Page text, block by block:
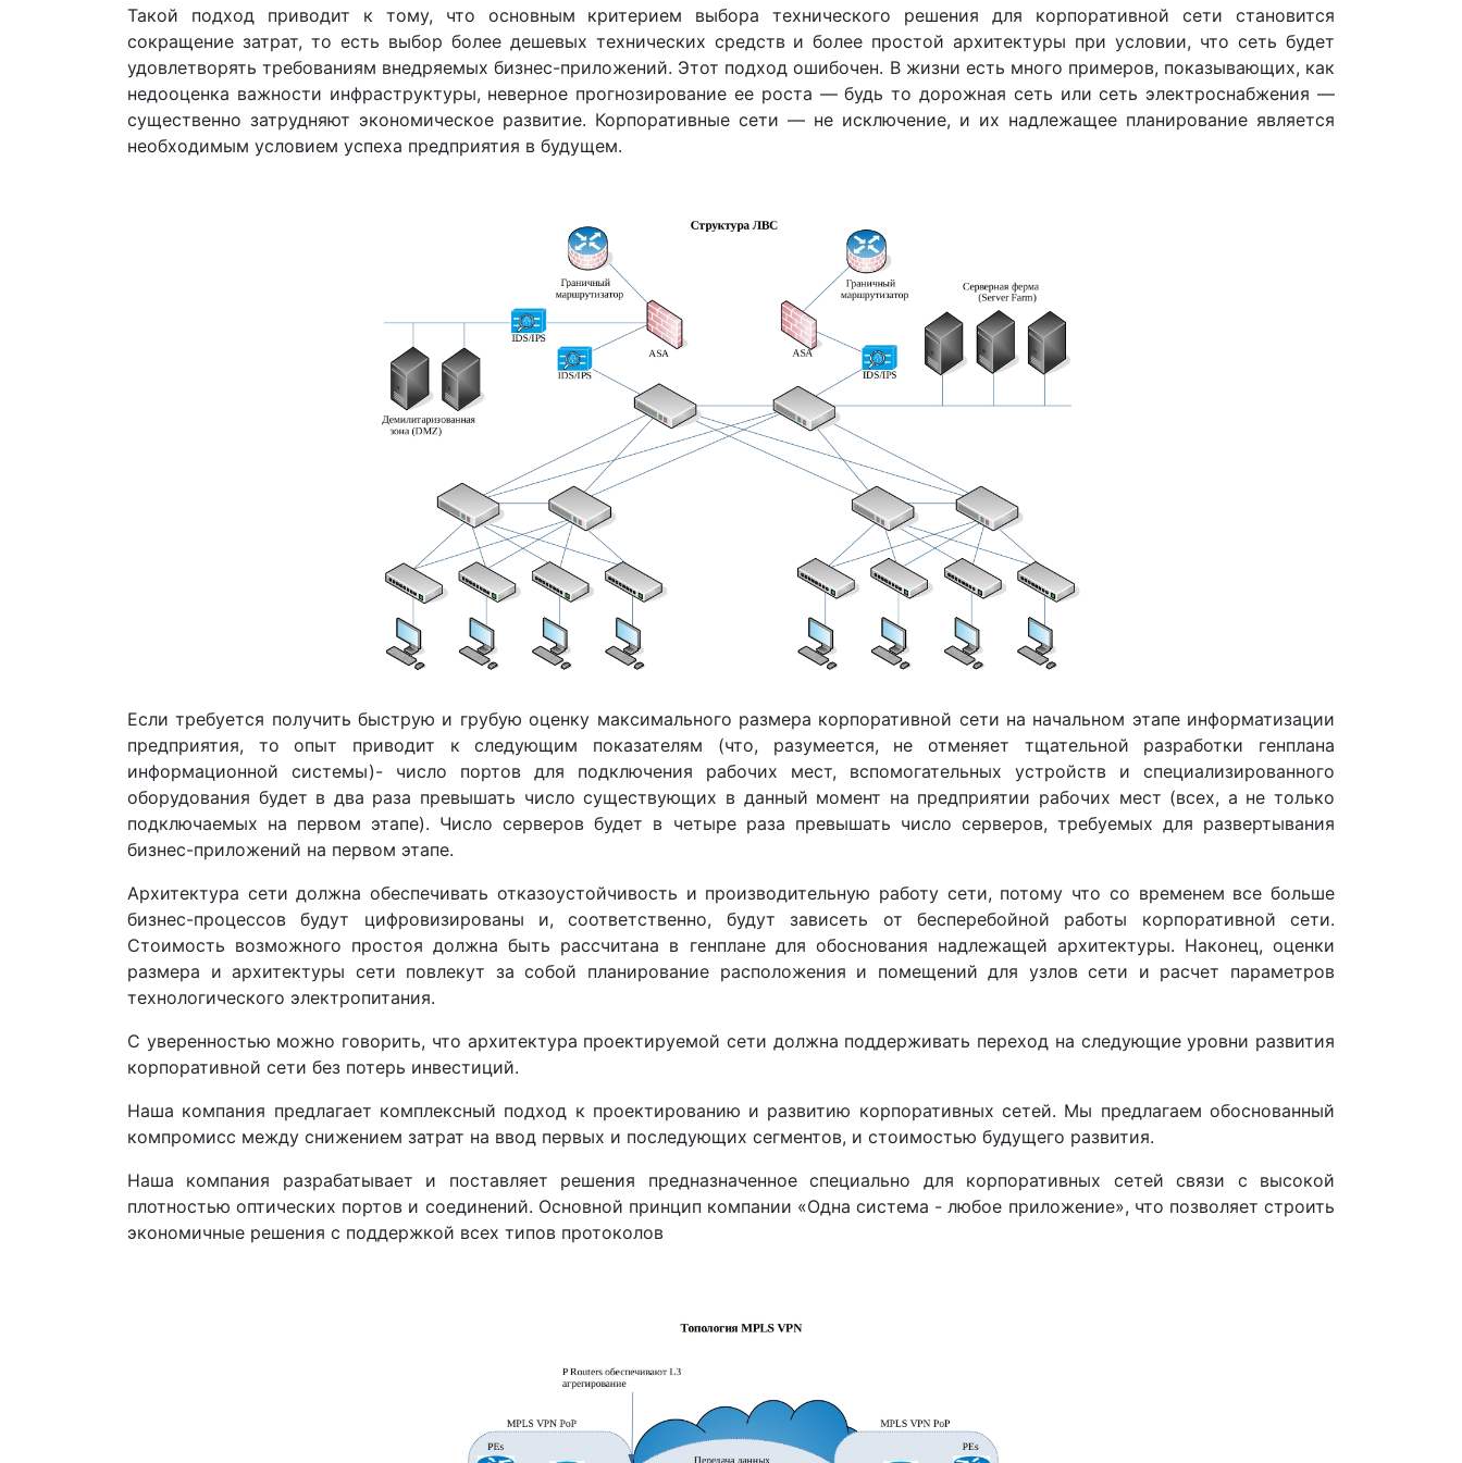
Такой подход приводит к тому, что основным критерием выбора технического решения для корпоративной сети становится
сокращение затрат, то есть выбор более дешевых технических средств и более простой архитектуры при условии, что сеть будет
удовлетворять требованиям внедряемых бизнес-приложений. Этот подход ошибочен. В жизни есть много примеров, показывающих, как
недооценка важности инфраструктуры, неверное прогнозирование ее роста — будь то дорожная сеть или сеть электроснабжения —
существенно затрудняют экономическое развитие. Корпоративные сети — не исключение, и их надлежащее планирование является
необходимым условием успеха предприятия в будущем.
Если требуется получить быструю и грубую оценку максимального размера корпоративной сети на начальном этапе информатизации
предприятия, то опыт приводит к следующим показателям (что, разумеется, не отменяет тщательной разработки генплана
информационной системы)- число портов для подключения рабочих мест, вспомогательных устройств и специализированного
оборудования будет в два раза превышать число существующих в данный момент на предприятии рабочих мест (всех, а не только
подключаемых на первом этапе). Число серверов будет в четыре раза превышать число серверов, требуемых для развертывания
бизнес-приложений на первом этапе.
Архитектура сети должна обеспечивать отказоустойчивость и производительную работу сети, потому что со временем все больше
бизнес-процессов будут цифровизированы и, соответственно, будут зависеть от бесперебойной работы корпоративной сети.
Стоимость возможного простоя должна быть рассчитана в генплане для обоснования надлежащей архитектуры. Наконец, оценки
размера и архитектуры сети повлекут за собой планирование расположения и помещений для узлов сети и расчет параметров
технологического электропитания.
С уверенностью можно говорить, что архитектура проектируемой сети должна поддерживать переход на следующие уровни развития
корпоративной сети без потерь инвестиций.
Наша компания предлагает комплексный подход к проектированию и развитию корпоративных сетей. Мы предлагаем обоснованный
компромисс между снижением затрат на ввод первых и последующих сегментов, и стоимостью будущего развития.
Наша компания разрабатывает и поставляет решения предназначенное специально для корпоративных сетей связи с высокой
плотностью оптических портов и соединений. Основной принцип компании «Одна система - любое приложение», что позволяет строить
экономичные решения с поддержкой всех типов протоколов